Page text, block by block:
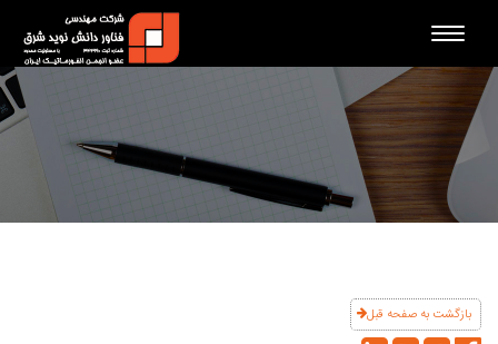
Toggle
navigation
بازگشت به صفحه قبل